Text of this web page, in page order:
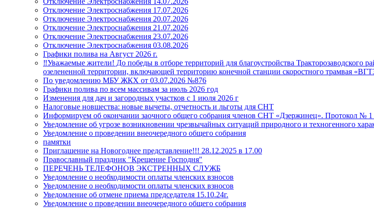
Отключение Электроснабжения 17.07.2026
Отключение Электроснабжения 20.07.2026
Отключение Электроснабжения 21.07.2026
Отключение Электроснабжения 23.07.2026
Отключение Электроснабжения 03.08.2026
Графики полива на Август 2026 г.
‼️Уважаемые жители! До победы в отборе территорий для благоустройства Тракторозаводского
озелененной территории, включающей территорию конечной станции скоростного трамвая
По уведомлению МБУ ЖКХ от 03.07.2026 №876
Графики полива по всем массивам за июль 2026 год
Изменения для дач и загородных участков с 1 июля 2026 г
Налоговые новшества: новые вычеты, отчетность и льготы для СНТ
Информируем об окончании заочного общего собрания членов СНТ «Дзержинец». Протокол № 1
Уведомление об угрозе возникновении чрезвычайных ситуаций природного и техногенного
Уведомление о проведении внеочередного общего собрания
памятки
Приглашение на Новогоднее представление!!! 28.12.2025 в 17.00
Православный праздник "Крещение Господня"
ПЕРЕЧЕНЬ ТЕЛЕФОНОВ ЭКСТРЕННЫХ СЛУЖБ
Уведомление о необходимости оплаты членских взносов
Уведомление о необходимости оплаты членских взносов
Уведомление об отмене приема председателя 15.10.24г.
Уведомление о проведении внеочередного общего собрания